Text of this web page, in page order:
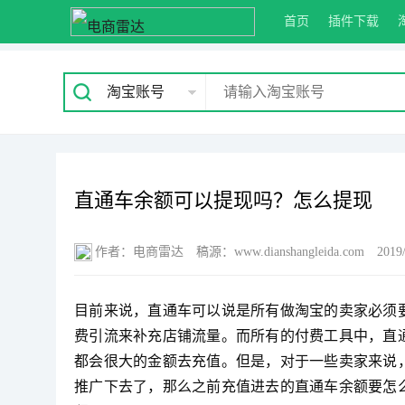
首页 插件下载
淘宝账号
直通车余额可以提现吗？怎么提现
作者：电商雷达 稿源：www.dianshangleida.com
目前来说，直通车可以说是所有做淘宝的卖家必
费引流来补充店铺流量。而所有的付费工具中，
都会很大的金额去充值。但是，对于一些卖家来
推广下去了，那么之前充值进去的直通车余额要